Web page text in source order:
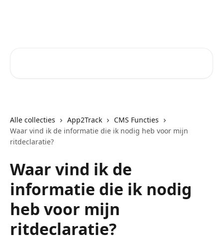
Alle collecties App2Track
CMS Functies
Waar vind ik de informatie die ik nodig heb voor mijn
ritdeclaratie?
Waar vind ik de
informatie die ik nodig
heb voor mijn
ritdeclaratie?